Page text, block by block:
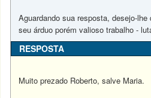
Aguardando sua resposta, desejo-
seu árduo porém valioso trabalho -
RESPOSTA
Muito prezado Roberto, salve Maria.